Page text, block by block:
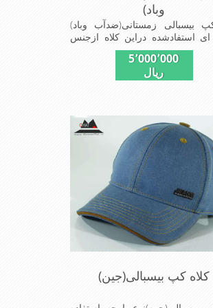
وباد)
بیسبالی زمستانی(ضدآب وباد)
ای استفادشده دراین کلاه ازجنس
شمعی برای دوخت کاپشن بارانی
می شودبا آستر ضخیم که مناسب
مناسب,سبکی, خوش فرمی
این کلاه می باشند
5٬000٬000
ریال
کلاه کپ بیسبالی(جین)